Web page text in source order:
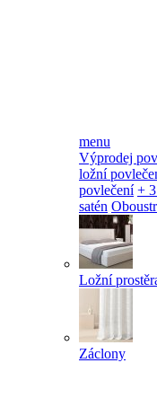
menu
Výprodej
ložní
povlečení +
satén
Ložní
Záclony